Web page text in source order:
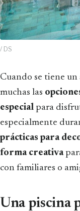
/ DS
Cuando se tiene un acogedor jardín en el hogar son
muchas las
especial para
especialmente
prácticas para
forma creativa
con familiares o
Una piscina